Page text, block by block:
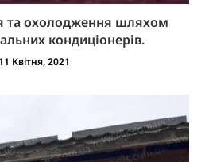
та охолодження шляхом
кондиціонерів.
11 Квітня, 2021